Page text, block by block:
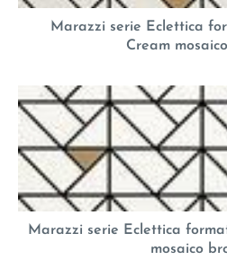
Marazzi serie Eclettica
Cream
Marazzi serie Eclettica
mosaico